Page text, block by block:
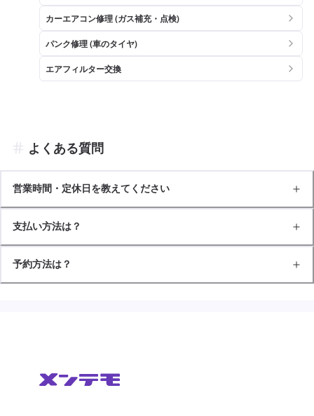
カーエアコン修理 (ガス補充・点検)
パンク修理 (車のタイヤ)
エアフィルター交換
よくある質問
営業時間・定休日を教えてください
支払い方法は？
予約方法は？